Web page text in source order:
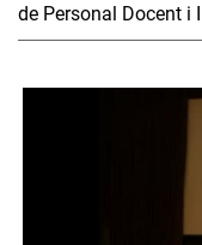
de Personal Docent i